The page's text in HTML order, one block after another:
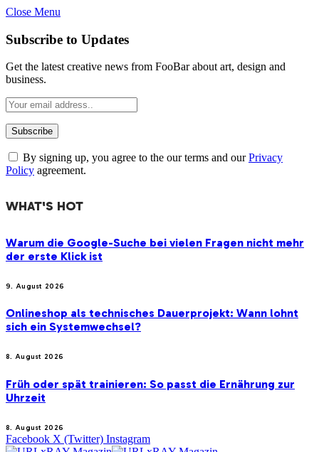
Close Menu
Subscribe to Updates
Get the latest creative news from FooBar about art, design and
business.
By signing up, you agree to the our terms and ourPrivacy
Policy agreement.
WHAT'S HOT
Warum die Google-Suche bei vielen Fragen nicht mehr
der erste Klick ist
9. August 2026
Onlineshop als technisches Dauerprojekt: Wann lohnt
sich ein Systemwechsel?
8. August 2026
Früh oder spät trainieren: So passt die Ernährung zur
Uhrzeit
8. August 2026
Facebook X (Twitter) Instagram